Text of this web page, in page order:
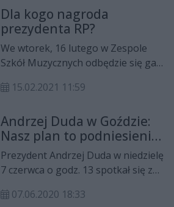
zostało laureatami nagrody, które
wręczała para prezydencka,
prezydent Andrzej Duda i pierwsza
dama Agata Kornhauser-Duda.
Dla kogo nagroda
prezydenta RP?
We wtorek, 16 lutego w Zespole
Szkół Muzycznych odbędzie się gala
Prezydenta RP. W wydarzeniu
Rzeczypospolitej Polskiej Andrzej
Duda wraz z małżonką Agatą
Kornhauser-Dudą. Trzech
nominowanych pochodzi z
15.02.2021 11:59
Andrzej Duda w Goździe:
Nasz plan to podniesienie
jakości życia Polaków
Prezydent Andrzej Duda w niedzielę
7 czerwca o godz. 13 spotkał się z
DudaBus stanął przed Urzędem
07.06.2020 18:33